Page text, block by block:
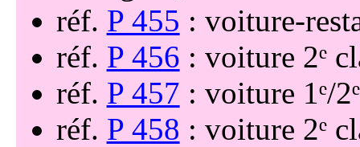
réf. P 455 : voiture-
réf. P 456 : voiture 2ᵉ
réf. P 457 : voiture 1ᵉ/
réf. P 458 : voiture 2ᵉ